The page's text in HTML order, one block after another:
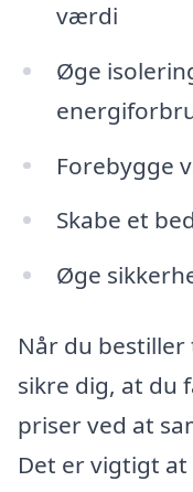
værdi
Øge
Forebygge
Skabe et
Øge
Når du
sikre dig, at du
priser ved at
Det er vigtigt